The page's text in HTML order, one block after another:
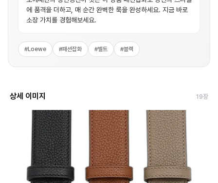
에 품격을 더하고, 매 순간 완벽한 룩을 완성하세요. 지금 바로
소장 가치를 경험해보세요.
#Loewe #패션잡화 #벨트 #블랙
상세 이미지 19장